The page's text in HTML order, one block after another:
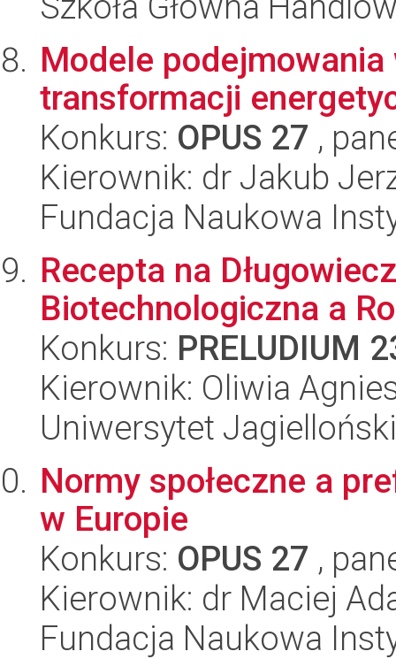
Modele
transformacji
Konkurs: OPUS 27 ,
Kierownik: dr Jakub
Fundacja Naukowa
Recepta na
Biotechnologiczna a
Konkurs: PRELUDIUM
Kierownik: Oliwia
Uniwersytet Jagielloński
Normy społeczne a
w Europie
Konkurs: OPUS 27 ,
Kierownik: dr Maciej
Fundacja Naukowa